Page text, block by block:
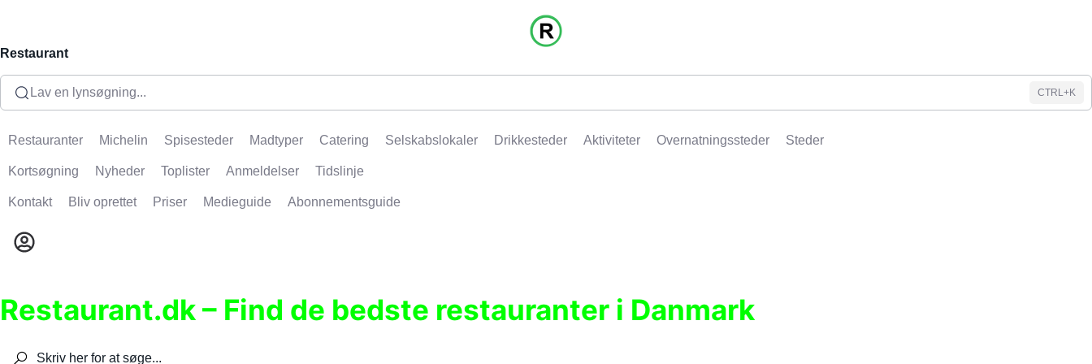
Restaurant
Lav en lynsøgning... CTRL+K
Restauranter Michelin Spisesteder Madtyper Catering Selskabslokaler Drikkesteder Aktiviteter Overnatningssteder Steder
Kortsøgning Nyheder Toplister Anmeldelser Tidslinje
Kontakt Bliv oprettet Priser Medieguide Abonnementsguide
Restaurant.dk – Find de bedste restauranter i Danmark